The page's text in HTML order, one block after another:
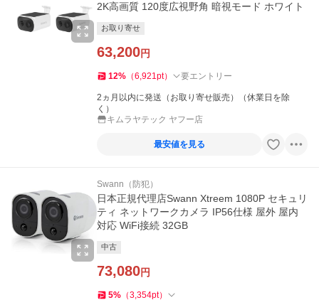
2K高画質 120度広視野角 暗視モード ホワイト
お取り寄せ
63,200円
12% （6,921pt） 要エントリー
2ヵ月以内に発送（お取り寄せ販売）（休業日を除
く）
キムラヤテック ヤフー店
最安値を見る
Swann（防犯）
日本正規代理店Swann Xtreem 1080P セキュリ
ティ ネットワークカメラ IP56仕様 屋外 屋内
対応 WiFi接続 32GB
中古
73,080円
5% （3,354pt）